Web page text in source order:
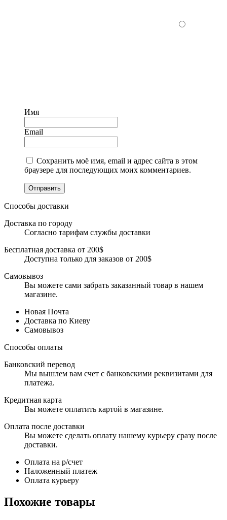
Имя
Email
Сохранить моё имя, email и адрес сайта в этом
браузере для последующих моих комментариев.
Отправить
Способы доставки
Доставка по городу
Согласно тарифам службы доставки
Бесплатная доставка от 200$
Доступна только для заказов от 200$
Самовывоз
Вы можете сами забрать заказанный товар в нашем
магазине.
Новая Почта
Доставка по Киеву
Самовывоз
Способы оплаты
Банковский перевод
Мы вышлем вам счет с банковскими реквизитами для
платежа.
Кредитная карта
Вы можете оплатить картой в магазине.
Оплата после доставки
Вы можете сделать оплату нашему курьеру сразу после
доставки.
Оплата на р/счет
Наложенный платеж
Оплата курьеру
Похожие товары